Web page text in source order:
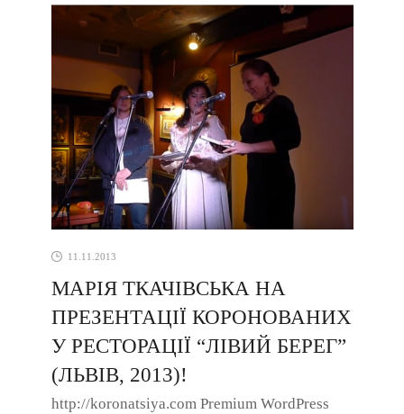
11.11.2013
МАРІЯ ТКАЧІВСЬКА НА
ПРЕЗЕНТАЦІЇ КОРОНОВАНИХ
У РЕСТОРАЦІЇ “ЛІВИЙ БЕРЕГ”
(ЛЬВІВ, 2013)!
http://koronatsiya.com Premium WordPress